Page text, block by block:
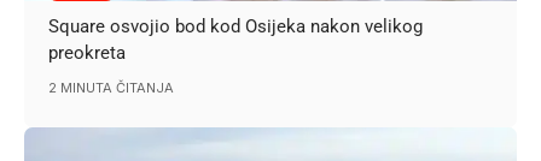
Square osvojio bod kod Osijeka nakon velikog
preokreta
2 MINUTA ČITANJA